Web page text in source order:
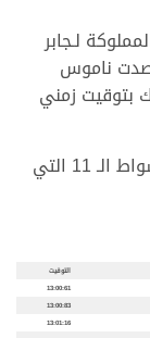
لـجابر
ناموس
بتوقيت زمني
والجدول التالي يوضح النتائج التفصيلية للأشواط الـ 11 التي
التوقيت
13:00:61
13:00:83
13:01:16